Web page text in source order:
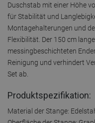
Duschstab mit einer Höhe
für Stabilität und
Montagehalterungen und
Flexibilität. Der 150 cm
messingbeschichteten
Reinigung und verhindert
Set ab.
Produktspezifikation:
Material der Stange: